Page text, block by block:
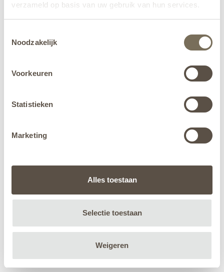
verzameld op basis van uw gebruik van hun services.
jehier.
Noodzakelijk
Voorkeuren
Statistieken
Marketing
Alles toestaan
Selectie toestaan
Weigeren